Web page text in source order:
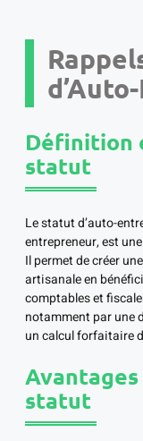
Définition
statut
Le statut d’auto-
entrepreneur, est
Il permet de créer
artisanale en
comptables et
notamment par une
un calcul forfaitaire
statut